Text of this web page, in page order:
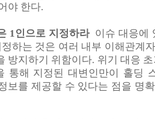
야 한다.
1 인으로 지정하라 이슈 대응에
하는 것은 여러 내부 이해관계
방지하기 위함이다. 위기 대응
통해 지정된 대변인만이 홀딩
보를 제공할 수 있다는 점을 명